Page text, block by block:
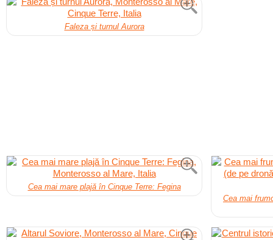
Faleza și turnul Aurora
Cea mai mare plajă în Cinque Terre: Fegina
Cea mai